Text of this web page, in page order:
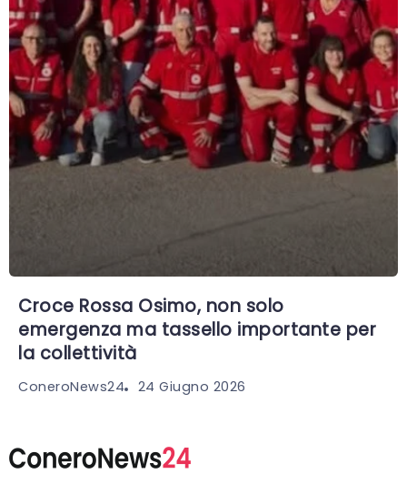
Croce Rossa Osimo, non solo
emergenza ma tassello importante per
la collettività
ConeroNews24 24 Giugno 2026